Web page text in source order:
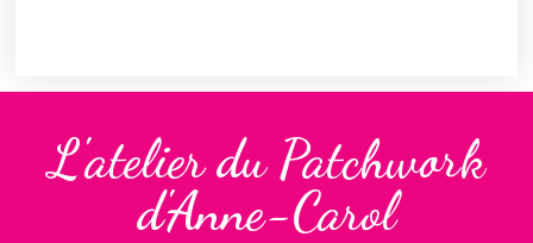
L'atelier du Patchwork
d'Anne-Carol